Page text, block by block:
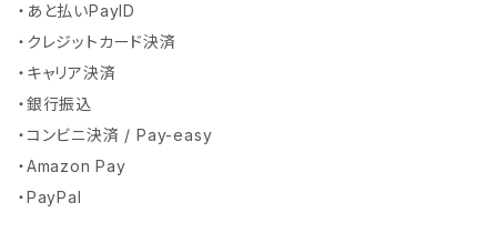
・あと払いPayID
・クレジットカード決済
・キャリア決済
・銀行振込
・コンビニ決済 / Pay-easy
・Amazon Pay
・PayPal